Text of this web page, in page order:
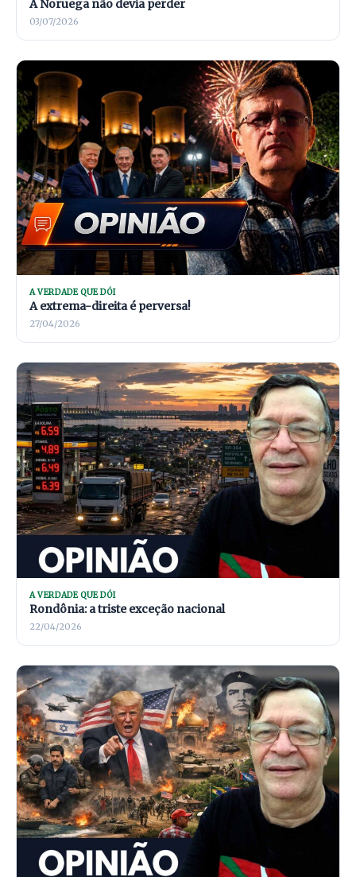
A Noruega não devia perder
03/07/2026
A VERDADE QUE DÓI
A extrema-direita é perversa!
27/04/2026
A VERDADE QUE DÓI
Rondônia: a triste exceção nacional
22/04/2026